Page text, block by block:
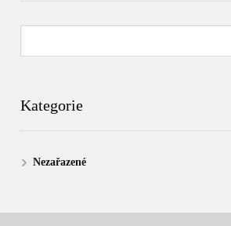
Kategorie
Nezařazené